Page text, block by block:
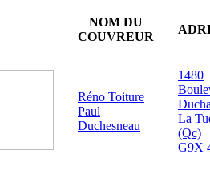
NOM DU
COUVREUR
Réno Toiture
Paul
Duchesneau
1480
La
(Qc)
G9X